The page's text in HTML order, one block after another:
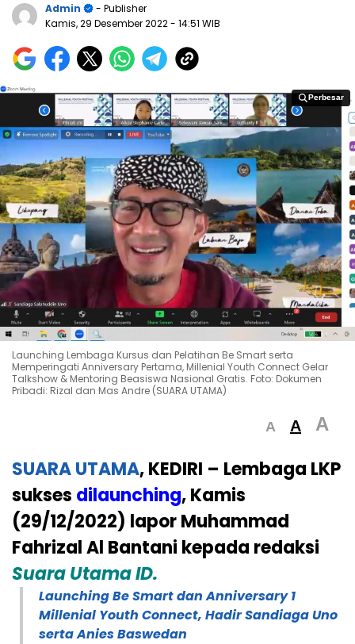
Admin
- Publisher
Kamis, 29 Desember 2022- 14:51 WIB
Perbesar
Perbesar
Launching Lembaga Kursus dan Pelatihan Be Smart serta
Memperingati Anniversary Pertama, Millenial Youth Connect Gelar
Talkshow & Mentoring Beasiswa Nasional Gratis. Foto: Dokumen
Pribadi: Rizal dan Mas Andre (SUARA UTAMA)
A A A
SUARA UTAMA, KEDIRI – Lembaga LKP
sukses dilaunching, Kamis
(29/12/2022) lapor Muhammad
Fahrizal Al Bantani kepada redaksi
Suara Utama ID.
Launching Be Smart dan Anniversary 1
Millenial Youth Connect, Hadir Sandiaga Uno
serta Anies Baswedan